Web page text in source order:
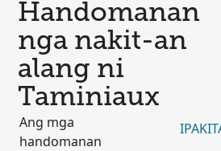
Handomanan
nga nakit-an
alang ni
Taminiaux
Ang mga
handomanan